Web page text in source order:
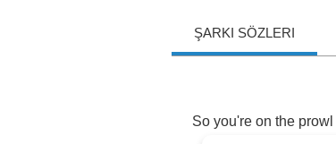
ŞARKI SÖZLERI
So you're on the prowl